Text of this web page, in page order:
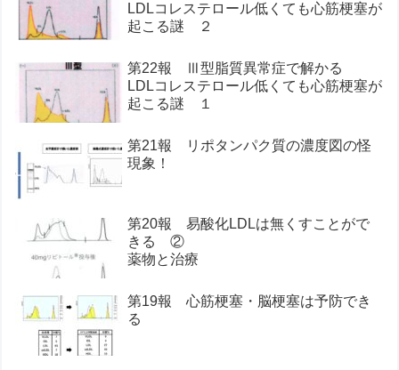
LDLコレステロール低くても心筋梗塞が
起こる謎 ２
第22報 Ⅲ型脂質異常症で解かる
LDLコレステロール低くても心筋梗塞が
起こる謎 １
第21報 リポタンパク質の濃度図の怪
現象！
第20報 易酸化LDLは無くすことがで
きる ②
薬物と治療
第19報 心筋梗塞・脳梗塞は予防でき
る